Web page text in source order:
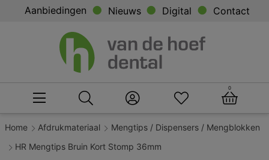
Aanbiedingen Nieuws Digital Contact
0
Home Afdrukmateriaal
Mengtips / Dispensers / Mengblokken
HR Mengtips Bruin Kort Stomp 36mm